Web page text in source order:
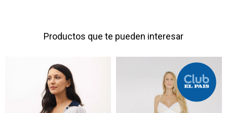
Productos que te pueden interesar